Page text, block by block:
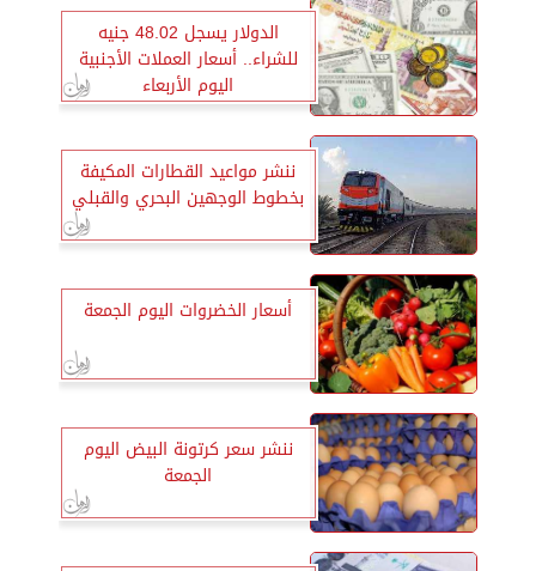
الدولار يسجل 48.02 جنيه
للشراء.. أسعار العملات الأجنبية
اليوم الأربعاء
ننشر مواعيد القطارات المكيفة
بخطوط الوجهين البحري والقبلي
أسعار الخضروات اليوم الجمعة
ننشر سعر كرتونة البيض اليوم
الجمعة